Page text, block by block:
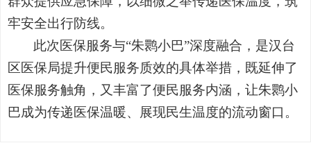
牢安全出行防线。
此次医保服务与“朱鹮小巴”深度融合，是汉台
区医保局提升便民服务质效的具体举措，既延伸了
医保服务触角，又丰富了便民服务内涵，让朱鹮小
巴成为传递医保温暖、展现民生温度的流动窗口。